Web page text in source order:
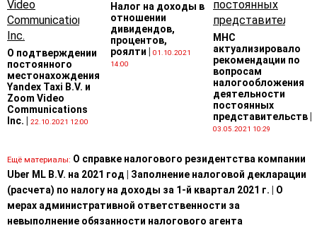
О подтверждении
постоянного
местонахождения
Yandex Taxi B.V. и
Zoom Video
Communications
Inc.
22.10.2021 12:00
Налог на доходы в
отношении
дивидендов,
процентов,
роялти
01.10.2021
14:00
МНС
актуализировало
рекомендации по
вопросам
налогообложения
деятельности
постоянных
представительств
03.05.2021 10:29
Ещё материалы: О справке налогового резидентства компании
Uber ML B.V. на 2021 год
Заполнение налоговой декларации
(расчета) по налогу на доходы за 1-й квартал 2021 г.
О
мерах административной ответственности за
невыполнение обязанности налогового агента